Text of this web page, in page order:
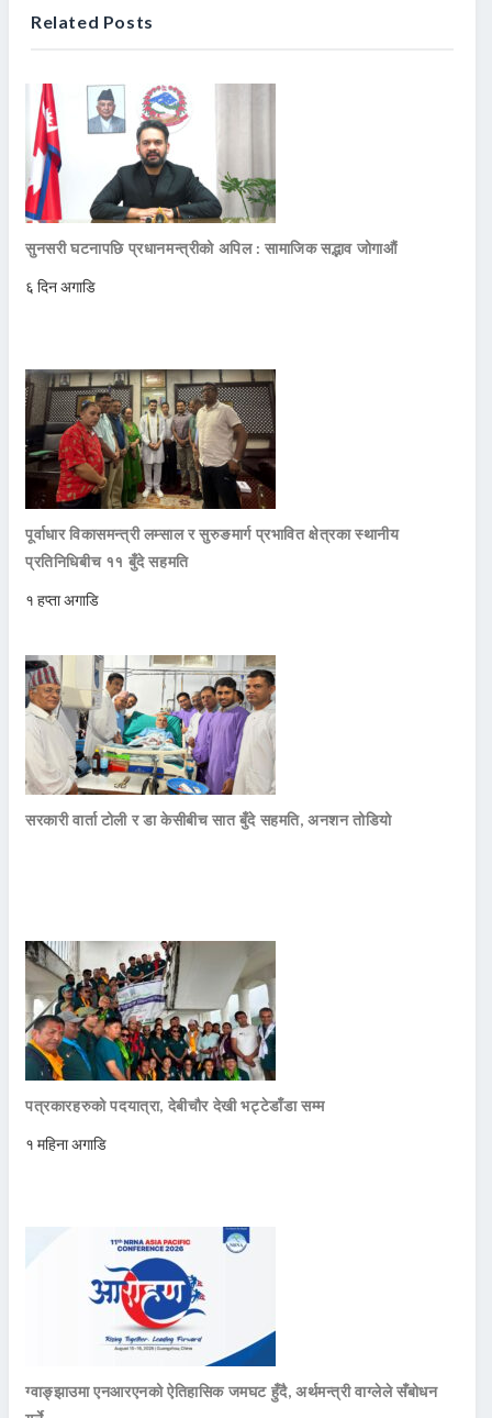
Related Posts
सुनसरी घटनापछि प्रधानमन्त्रीको अपिल : सामाजिक सद्भाव जोगाऔं
६ दिन अगाडि
पूर्वाधार विकासमन्त्री लम्साल र सुरुङमार्ग प्रभावित क्षेत्रका स्थानीय
प्रतिनिधिबीच ११ बुँदे सहमति
१ हप्ता अगाडि
सरकारी वार्ता टोली र डा केसीबीच सात बुँदे सहमति, अनशन तोडियो
पत्रकारहरुको पदयात्रा, देबीचौर देखी भट्टेडाँडा सम्म
१ महिना अगाडि
ग्वाङ्झाउमा एनआरएनको ऐतिहासिक जमघट हुँदै, अर्थमन्त्री वाग्लेले सँबोधन